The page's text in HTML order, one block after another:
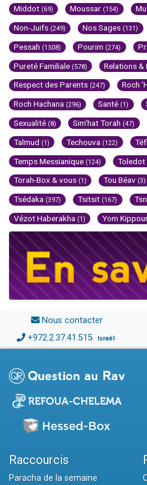
Middot (69) Moussar (154)
Non-Juifs (249) Nos Sages (131)
Pessah (1508) Pourim (274)
Pureté Familiale (578) Relations &
Respect des Parents (247) Roch
Roch Hachana (296) Santé (1)
Sexualité (8) Sim'hat Torah (47)
Talmud (1) Techouva (122)
Temps Messianique (124) Toledot
Torah-Box & vous (1) Tou Béav (3)
Tsédaka (397) Tsitsit (167)
Vézot Haberakha (1) Yom
Nous contacter
+972.2.37.41.515 Israël
Raccourcis
Paracha de la semaine